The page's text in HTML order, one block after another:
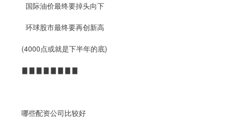
国际油价最终要掉头向下
环球股市最终要再创新高
(4000点或就是下半年的底)
▊▊▊▊▊▊▊▊
哪些配资公司比较好